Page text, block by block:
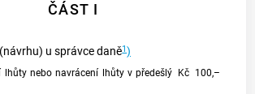
ČÁST I
u správce daně1)
lhůty nebo navrácení lhůty v předešlý Kč 100,–